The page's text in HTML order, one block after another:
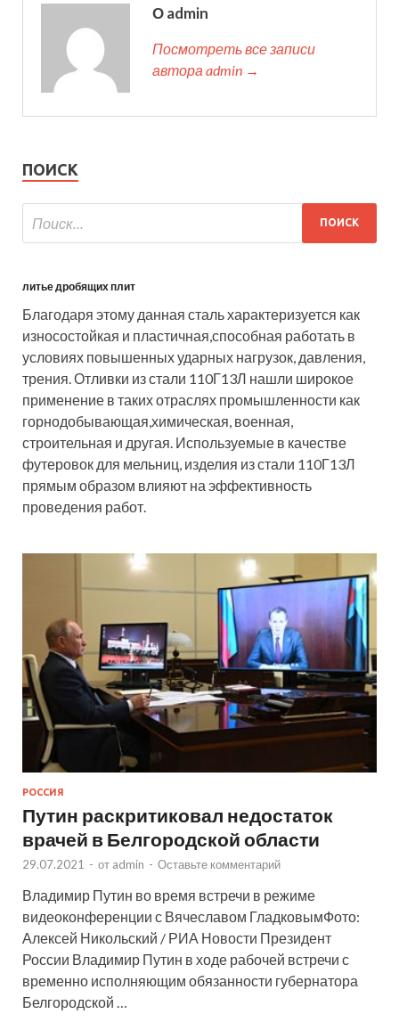
О admin
Посмотреть все записи
автора admin →
ПОИСК
литье дробящих плит
Благодаря этому данная сталь характеризуется как
износостойкая и пластичная,способная работать в
условиях повышенных ударных нагрузок, давления,
трения. Отливки из стали 110Г13Л нашли широкое
применение в таких отраслях промышленности как
горнодобывающая,химическая, военная,
строительная и другая. Используемые в качестве
футеровок для мельниц, изделия из стали 110Г13Л
прямым образом влияют на эффективность
проведения работ.
РОССИЯ
Путин раскритиковал недостаток
врачей в Белгородской области
29.07.2021 - от admin - Оставьте комментарий
Владимир Путин во время встречи в режиме
видеоконференции с Вячеславом ГладковымФото:
Алексей Никольский / РИА Новости Президент
России Владимир Путин в ходе рабочей встречи с
временно исполняющим обязанности губернатора
Белгородской …